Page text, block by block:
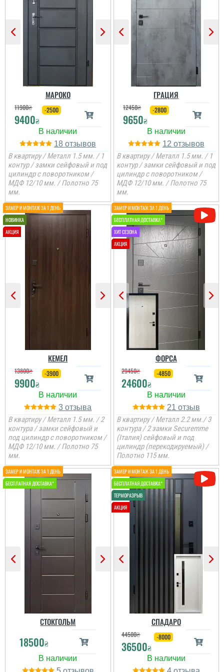
чекати не потрібно було
непогані.
Ірина
Двері дуже
сподобались, дякую за
все від заміру до
установки.
Двері недорогі та мають
два контури ущільнення,
Олег
Сподобався конструктив
та наповненням. Тут ж
стеродур+мінвата і
фольгоізол ну і
терморозрив. Хлопці
установщик професійні
...
Іван
Класний дизайн,надійне
дерев'яне покриття,
допомогу у виборі
надійно....
Ростік
В магазині дуже великий
вибір і дуже
сподобалась дана
модель. Встановили
після замовлення....
читати всі відгуки
МАРОКО
11900₴
9400₴
-2500
18
В квартиру / Металл 1.5 мм. / 1
контур / замки сейфовый и под
цилиндр с поворотником /
МДФ 12/10 мм. / Полотно 75
мм.
ГРАЦИЯ
12450₴
9650₴
-2800
12
В квартиру / Металл 1.5 мм. / 1
контур / замки сейфовый и под
цилиндр с поворотником /
МДФ 12/10 мм. / Полотно 75
мм.
КЕМЕЛ
13800₴
9900₴
-3900
3
В квартиру / Металл 1.5 мм. / 2
контура / замки сейфовый и
под цилиндр с поворотником /
МДФ 12/10 мм. / Полотно 75
мм.
ФОРСА
29450₴
24600₴
-4850
21
В квартиру / Металл 2.2 мм./ 3
контура / 2 замки Securemme
(Італия) сейфовый и под
цилиндр (перекодируемый) /
Полотно 115 мм.
СТОКГОЛЬМ
18500₴
СПАДАРО
44500₴
36500₴
-8000